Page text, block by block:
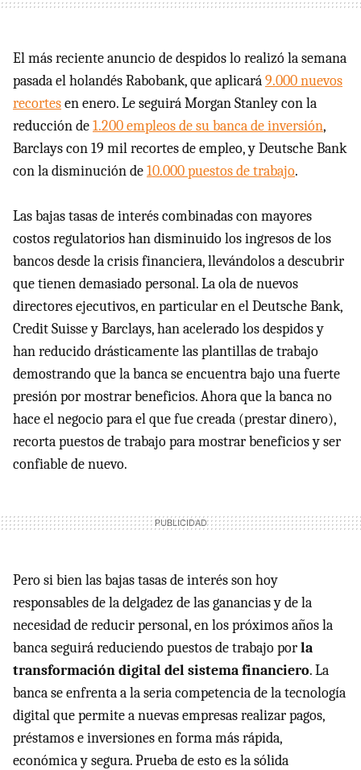
El más reciente anuncio de despidos lo realizó la semana
pasada el holandés Rabobank, que aplicará9.000 nuevos
recortesen enero. Le seguirá Morgan Stanley con la
reducción de1.200 empleos de su banca de inversión,
Barclays con 19 mil recortes de empleo, y Deutsche Bank
con la disminución de10.000 puestos de trabajo.
Las bajas tasas de interés combinadas con mayores
costos regulatorios han disminuido los ingresos de los
bancos desde la crisis financiera, llevándolos a descubrir
que tienen demasiado personal. La ola de nuevos
directores ejecutivos, en particular en el Deutsche Bank,
Credit Suisse y Barclays, han acelerado los despidos y
han reducido drásticamente las plantillas de trabajo
demostrando que la banca se encuentra bajo una fuerte
presión por mostrar beneficios. Ahora que la banca no
hace el negocio para el que fue creada (prestar dinero),
recorta puestos de trabajo para mostrar beneficios y ser
confiable de nuevo.
Pero si bien las bajas tasas de interés son hoy
responsables de la delgadez de las ganancias y de la
necesidad de reducir personal, en los próximos años la
banca seguirá reduciendo puestos de trabajo porla
transformación digital del sistema financiero. La
banca se enfrenta a la seria competencia de la tecnología
digital que permite a nuevas empresas realizar pagos,
préstamos e inversiones en forma más rápida,
económica y segura. Prueba de esto es la sólida